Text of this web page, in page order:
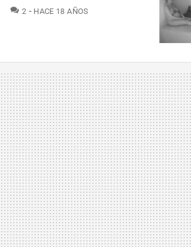
2 COMENTARIOS
HACE 18 AÑOS